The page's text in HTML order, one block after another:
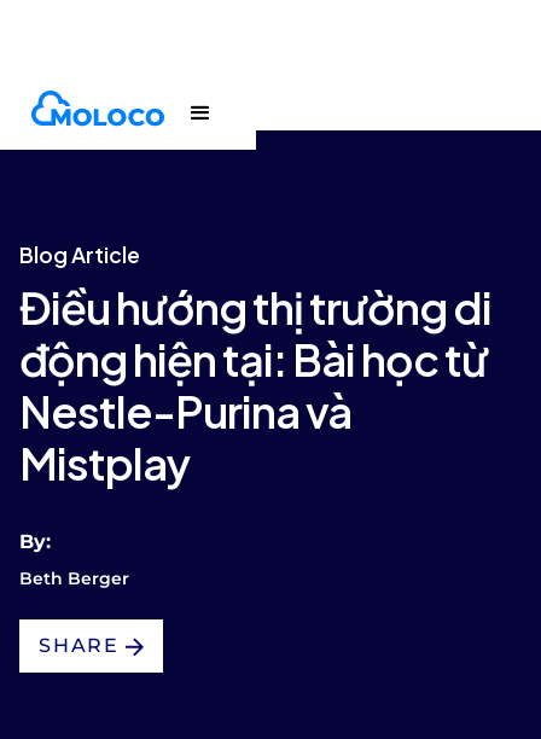
Blogs Article
Blog Article
Điều hướng thị trường di
động hiện tại: Bài học từ
Nestle-Purina và
Mistplay
By:
Beth Berger
SHARE